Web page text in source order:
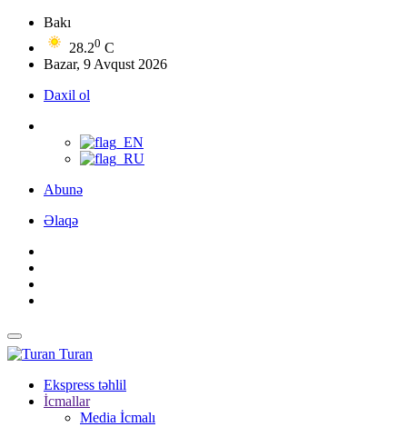
Bakı
28.20 C
Bazar, 9 Avqust 2026
Daxil ol
Abunə
Əlaqə
Turan
Ekspress təhlil
İcmallar
Media İcmalı